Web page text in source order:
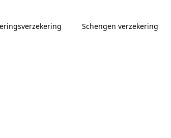
Schengen verzekering